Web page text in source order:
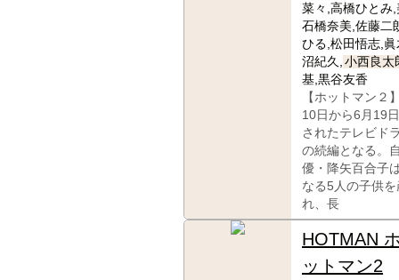
菜々,高橋ひとみ
石橋奈美,佐藤二
ひる,松田悟志,
沼紀久, 小西良太
基,黒谷友香
【ホットマン２
10日から6月19
されたテレビド
の続編となる。
優・降矢百合子
なる5人の子供
れ、長
HOTMAN
ットマン2